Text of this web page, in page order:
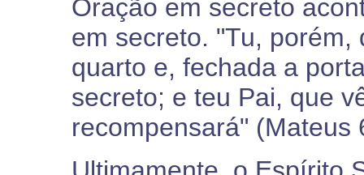
Oração em secreto
em secreto. "Tu,
quarto e, fechada a
secreto; e teu Pai, que
recompensará" (Mateus